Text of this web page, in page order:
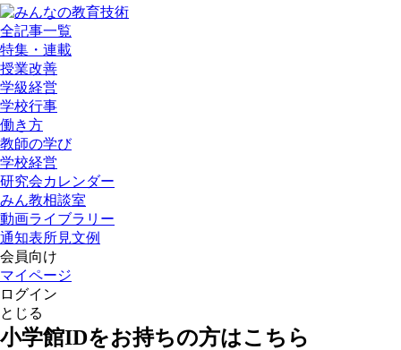
全記事一覧
特集・連載
授業改善
学級経営
学校行事
働き方
教師の学び
学校経営
研究会カレンダー
みん教相談室
動画ライブラリー
通知表所見文例
会員向け
マイページ
ログイン
とじる
小学館IDをお持ちの方はこちら